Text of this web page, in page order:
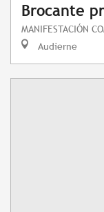
Brocante
MANIFESTACIÓN
Audierne